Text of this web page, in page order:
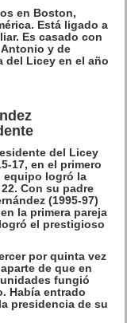
en Boston,
Está ligado a
Es casado con
Antonio y de
del Licey en el año
del Licey
17, en el primero
equipo logró la
Con su padre
(1995-97)
la primera pareja
el prestigioso
por quinta vez
de que en
fungió
Había entrado
presidencia de su